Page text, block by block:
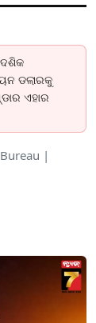
ଡଲାରକୁ
ଏହାର
|